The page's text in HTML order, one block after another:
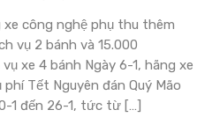
công nghệ phụ thu thêm
vụ 2 bánh và 15.000
xe 4 bánh Ngày 6-1, hãng xe
Tết Nguyên đán Quý Mão
1 đến 26-1, tức từ […]